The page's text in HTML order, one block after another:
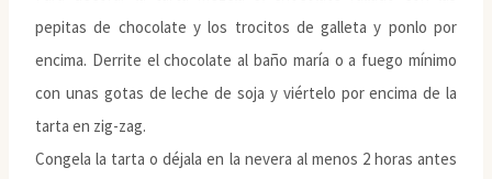
pepitas de chocolate y los trocitos de galleta y ponlo por
encima. Derrite el chocolate al baño maría o a fuego mínimo
con unas gotas de leche de soja y viértelo por encima de la
tarta en zig-zag.
Congela la tarta o déjala en la nevera al menos 2 horas antes